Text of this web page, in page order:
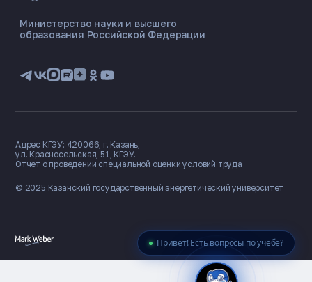
Привет! Есть вопросы по учёбе?
📋 Приёмная комиссия
🏠 Общежитие
Министерство науки и высшего
образования Российской Федерации
© 2025 Казанский государственный энергетический университет
Адрес КГЭУ: 420066, г. Казань,
ул. Красносельская, 51, КГЭУ.
Отчет о проведении специальной оценки условий труда